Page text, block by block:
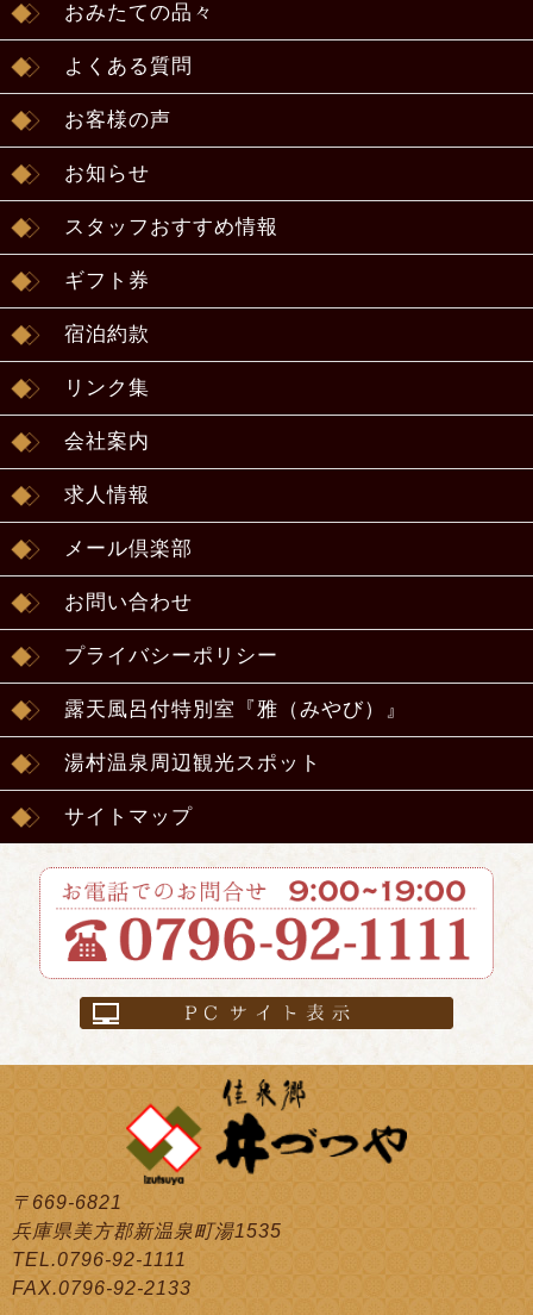
おみたての品々
よくある質問
お客様の声
お知らせ
スタッフおすすめ情報
ギフト券
宿泊約款
リンク集
会社案内
求人情報
メール倶楽部
お問い合わせ
プライバシーポリシー
露天風呂付特別室『雅（みやび）』
湯村温泉周辺観光スポット
サイトマップ
〒669-6821
兵庫県美方郡新温泉町湯1535
TEL.0796-92-1111
FAX.0796-92-2133